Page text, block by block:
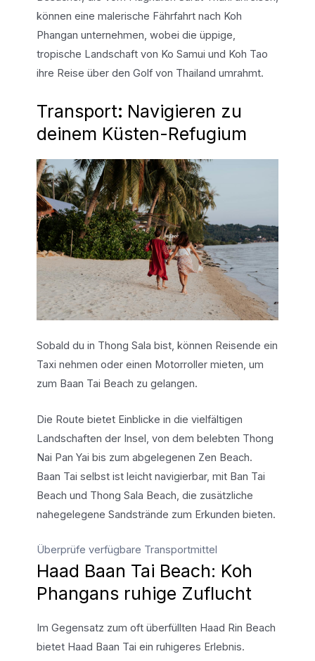
können eine malerische Fährfahrt nach Koh
Phangan unternehmen, wobei die üppige,
tropische Landschaft von Ko Samui und Koh Tao
ihre Reise über den Golf von Thailand umrahmt.
Transport: Navigieren zu
deinem Küsten-Refugium
Sobald du in Thong Sala bist, können Reisende ein
Taxi nehmen oder einen Motorroller mieten, um
zum Baan Tai Beach zu gelangen.
Die Route bietet Einblicke in die vielfältigen
Landschaften der Insel, von dem belebten Thong
Nai Pan Yai bis zum abgelegenen Zen Beach.
Baan Tai selbst ist leicht navigierbar, mit Ban Tai
Beach und Thong Sala Beach, die zusätzliche
nahegelegene Sandstrände zum Erkunden bieten.
Überprüfe verfügbare Transportmittel
Haad Baan Tai Beach: Koh
Phangans ruhige Zuflucht
Im Gegensatz zum oft überfüllten Haad Rin Beach
bietet Haad Baan Tai ein ruhigeres Erlebnis.